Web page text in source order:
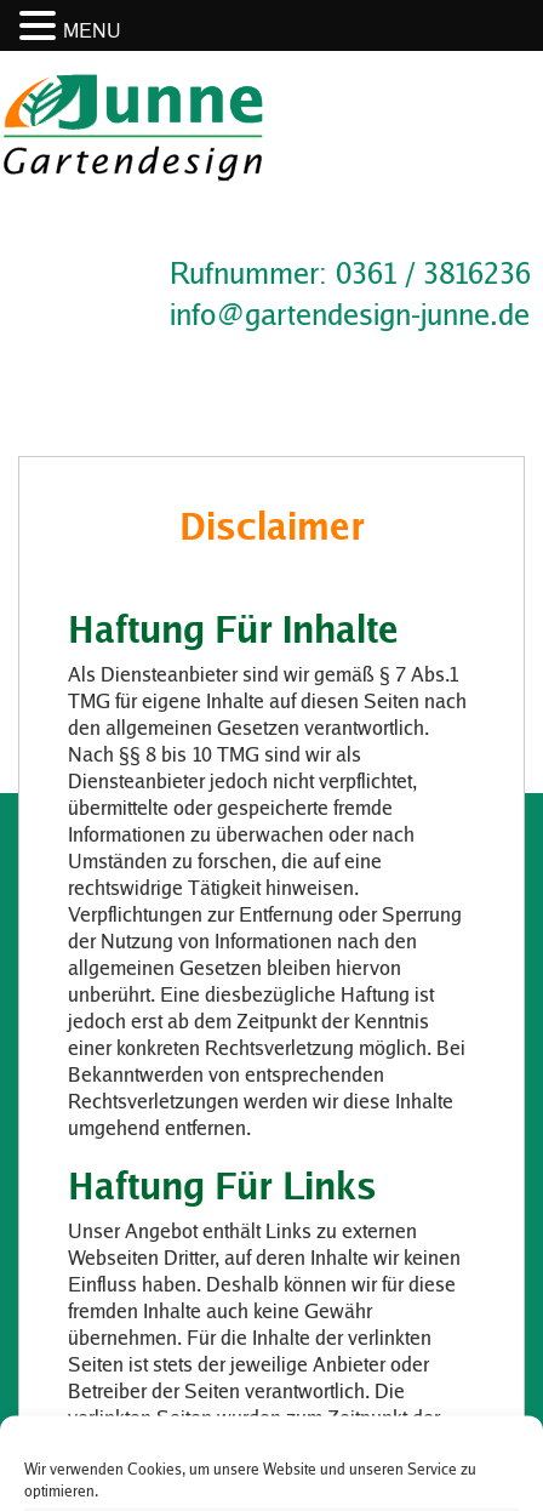
Wir verwenden Cookies, um unsere Website und unseren Service zu
optimieren.
Rufnummer: 0361 / 3816236
info@gartendesign-junne.de
Disclaimer
Haftung Für Inhalte
Als Diensteanbieter sind wir gemäß § 7 Abs.1
TMG für eigene Inhalte auf diesen Seiten nach
den allgemeinen Gesetzen verantwortlich.
Nach §§ 8 bis 10 TMG sind wir als
Diensteanbieter jedoch nicht verpflichtet,
übermittelte oder gespeicherte fremde
Informationen zu überwachen oder nach
Umständen zu forschen, die auf eine
rechtswidrige Tätigkeit hinweisen.
Verpflichtungen zur Entfernung oder Sperrung
der Nutzung von Informationen nach den
allgemeinen Gesetzen bleiben hiervon
unberührt. Eine diesbezügliche Haftung ist
jedoch erst ab dem Zeitpunkt der Kenntnis
einer konkreten Rechtsverletzung möglich. Bei
Bekanntwerden von entsprechenden
Rechtsverletzungen werden wir diese Inhalte
umgehend entfernen.
Haftung Für Links
Unser Angebot enthält Links zu externen
Webseiten Dritter, auf deren Inhalte wir keinen
Einfluss haben. Deshalb können wir für diese
fremden Inhalte auch keine Gewähr
übernehmen. Für die Inhalte der verlinkten
Seiten ist stets der jeweilige Anbieter oder
Betreiber der Seiten verantwortlich. Die
verlinkten Seiten wurden zum Zeitpunkt der
überprüft. Rechtswidrige Inhalte waren zum
Zeitpunkt der Verlinkung nicht erkennbar. Eine
MENU